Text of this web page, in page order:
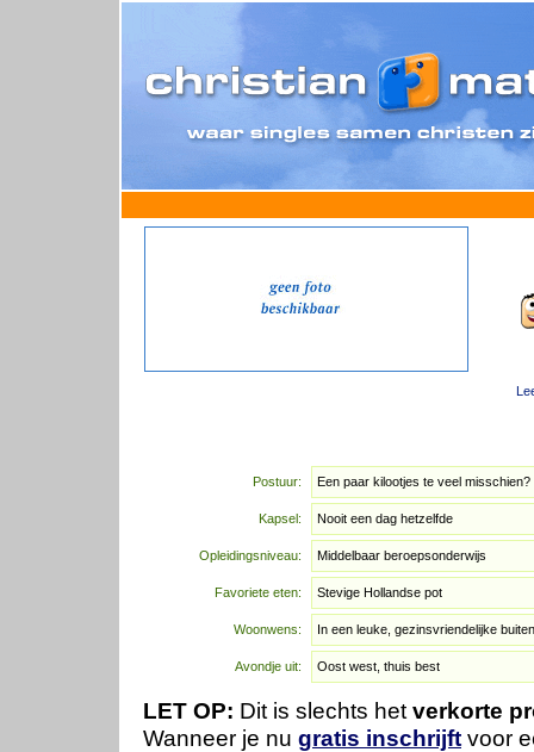
Postuur: Een paar kilootjes te veel misschien?
Kapsel: Nooit een dag hetzelfde
Opleidingsniveau: Middelbaar beroepsonderwijs
Favoriete eten: Stevige Hollandse pot
Woonwens: In een leuke, gezinsvriendelijke
Avondje uit: Oost west, thuis best
LET OP: Dit is slechts het verkorte
Wanneer je nu gratis inschrijft voor